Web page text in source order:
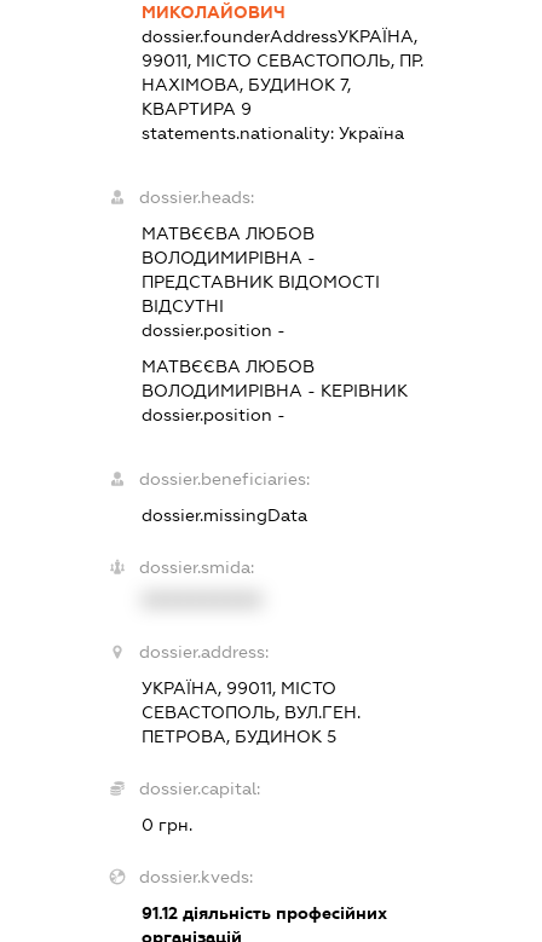
МИКОЛАЙОВИЧ
dossier.founderAddressУКРАЇНА,
99011, МІСТО СЕВАСТОПОЛЬ, ПР.
НАХІМОВА, БУДИНОК 7,
КВАРТИРА 9
statements.nationality:Україна
dossier.heads:
МАТВЄЄВА ЛЮБОВ
ВОЛОДИМИРІВНА -
ПРЕДСТАВНИК ВІДОМОСТІ
ВІДСУТНІ
dossier.position -
МАТВЄЄВА ЛЮБОВ
ВОЛОДИМИРІВНА - КЕРІВНИК
dossier.position -
dossier.beneficiaries:
dossier.missingData
dossier.smida:
dossier.address:
УКРАЇНА, 99011, МІСТО
СЕВАСТОПОЛЬ, ВУЛ.ГЕН.
ПЕТРОВА, БУДИНОК 5
dossier.capital:
0 грн.
dossier.kveds:
91.12 діяльність професійних
організацій